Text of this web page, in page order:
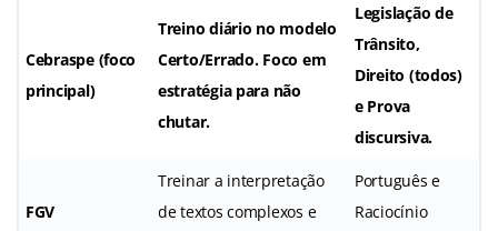
Cebraspe(foco
principal)
Treino diário no modelo
Certo/Errado. Foco em
estratégia para não
chutar.
Legislação de
Trânsito,
Direito (todos)
e Prova
discursiva.
FGV
Treinar a interpretação
de textos complexos e
Português e
Raciocínio